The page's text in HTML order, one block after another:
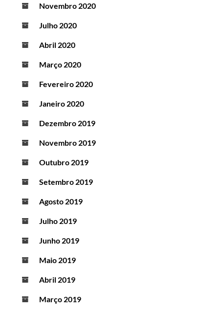
Novembro 2020
Julho 2020
Abril 2020
Março 2020
Fevereiro 2020
Janeiro 2020
Dezembro 2019
Novembro 2019
Outubro 2019
Setembro 2019
Agosto 2019
Julho 2019
Junho 2019
Maio 2019
Abril 2019
Março 2019